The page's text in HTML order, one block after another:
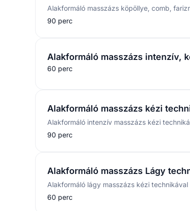
Alakformáló masszázs köpöllye, comb,
90 perc
Alakformáló masszázs intenzív,
60 perc
Alakformáló masszázs kézi
Alakformáló intenzív masszázs kézi
90 perc
Alakformáló masszázs Lágy
Alakformáló lágy masszázs kézi
60 perc